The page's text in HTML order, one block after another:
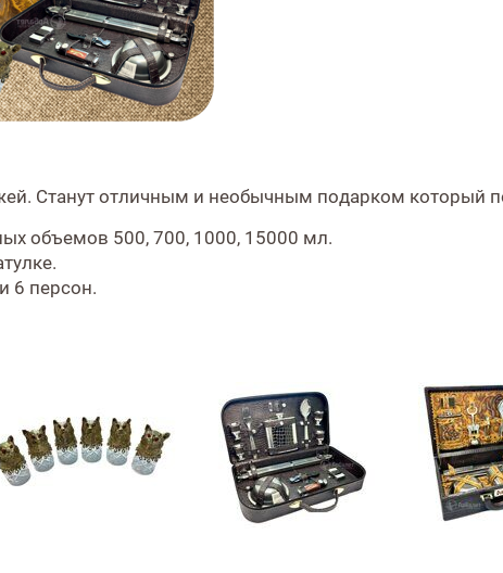
Станут отличным и необычным подарком который
объемов 500, 700, 1000, 15000 мл.
6 персон.